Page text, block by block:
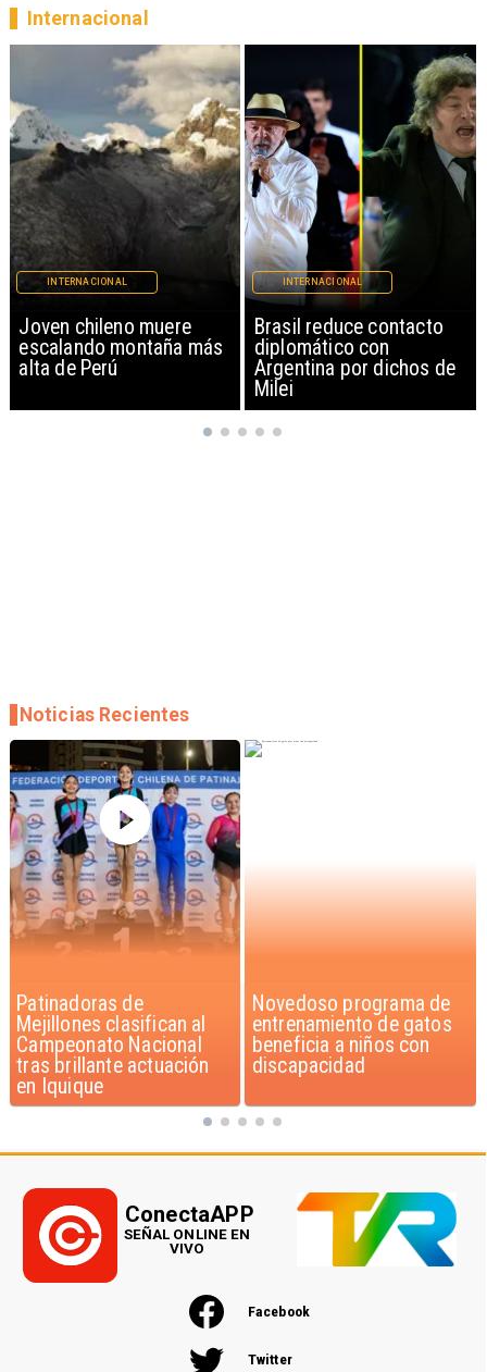
Brasil reduce contacto
diplomático con
Argentina por dichos de
INTERNACIONAL
China restringe
exportación de drones a
EEUU y sanciona
empresas
INTERNACIONAL
Internacional
Novedoso programa de
entrenamiento de gatos
beneficia a niños con
discapacidad
Alarmante hábito en
jóvenes de 13 a 15 años
según encuesta del
Minsal
Noticias Recientes
Facebook
Twitter
ConectaAPP
SEÑAL ONLINE EN
VIVO